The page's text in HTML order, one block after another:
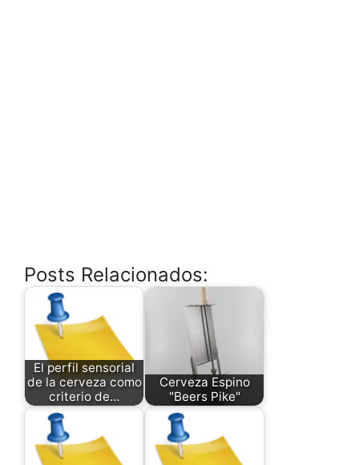
Posts Relacionados:
El perfil sensorial
de la cerveza como
criterio de…
Cerveza Espino
"Beers Pike"